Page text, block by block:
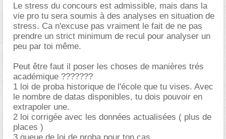
Le stress du concours est admissible, mais dans la
vie pro tu sera soumis à des analyses en situation de
stress. Ca n'excuse pas vraiment le fait de ne pas
prendre un strict minimum de recul pour analyser un
peu par toi même.
Peut être faut il poser les choses de manières trés
académique ???????
1 loi de proba historique de l'école que tu vises. Avec
le nombre de datas disponibles, tu dois pouvoir en
extrapoler une.
2 loi corrigée avec les données actualisées ( plus de
places )